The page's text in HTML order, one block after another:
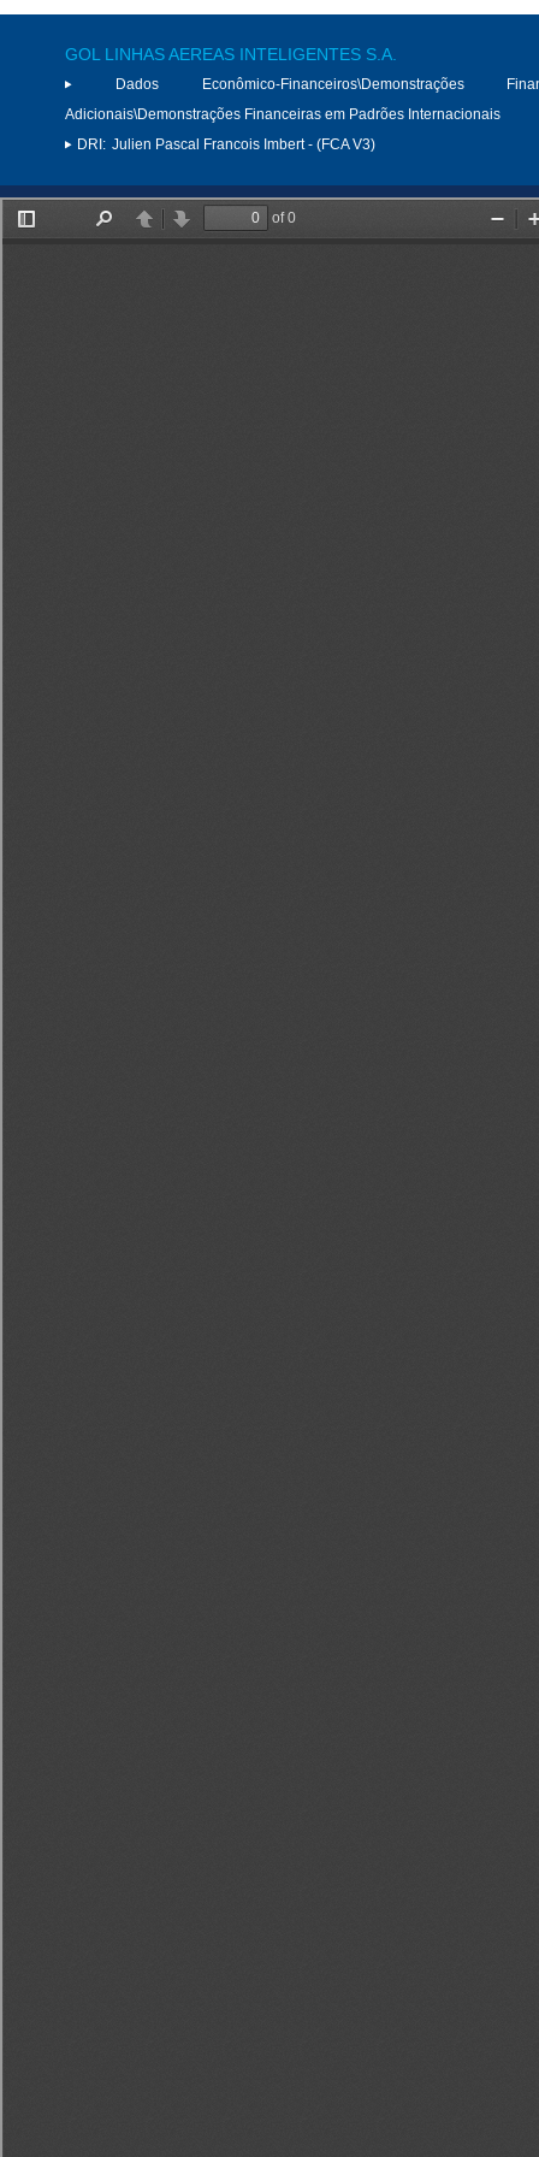
GOL LINHAS AEREAS INTELIGENTES S.A.
Dados Econômico-Financeiros\Demonstrações
Adicionais\Demonstrações Financeiras em Padrões Internacionais
DRI: Julien Pascal Francois Imbert - (FCA V3)